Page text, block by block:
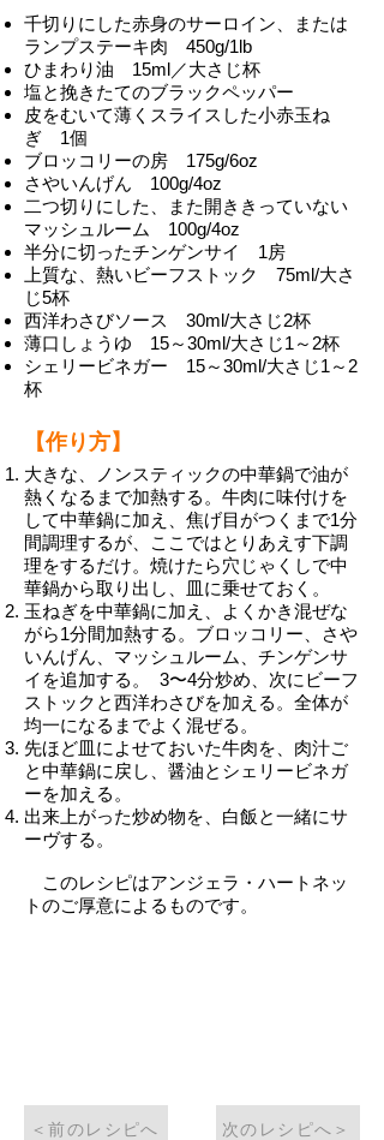
千切りにした赤身のサーロイン、または
ランプステーキ肉 450g/1lb
ひまわり油 15ml／大さじ杯
塩と挽きたてのブラックペッパー
皮をむいて薄くスライスした小赤玉ね
ぎ 1個
ブロッコリーの房 175g/6oz
さやいんげん 100g/4oz
二つ切りにした、また開ききっていない
マッシュルーム 100g/4oz
半分に切ったチンゲンサイ 1房
上質な、熱いビーフストック 75ml/大さ
じ5杯
西洋わさびソース 30ml/大さじ2杯
薄口しょうゆ 15～30ml/大さじ1～2杯
シェリービネガー 15～30ml/大さじ1～2
杯
【作り方】
大きな、ノンスティックの中華鍋で油が
熱くなるまで加熱する。牛肉に味付けを
して中華鍋に加え、焦げ目がつくまで1分
間調理するが、ここではとりあえす下調
理をするだけ。焼けたら穴じゃくしで中
華鍋から取り出し、皿に乗せておく。
玉ねぎを中華鍋に加え、よくかき混ぜな
がら1分間加熱する。ブロッコリー、さや
いんげん、マッシュルーム、チンゲンサ
イを追加する。 3〜4分炒め、次にビーフ
ストックと西洋わさびを加える。全体が
均一になるまでよく混ぜる。
先ほど皿によせておいた牛肉を、肉汁ご
と中華鍋に戻し、醤油とシェリービネガ
ーを加える。
出来上がった炒め物を、白飯と一緒にサ
ーヴする。
このレシピはアンジェラ・ハートネッ
トのご厚意によるものです。
＜前のレシピへ 次のレシピへ＞